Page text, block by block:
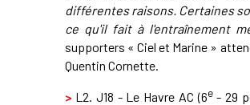
différentes raisons. Certaines
ce qu'il fait à l'entraînement
supporters « Ciel et Marine »
Quentin Cornette.
> L2. J18 - Le Havre AC (6e- 29